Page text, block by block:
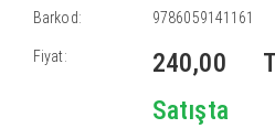
Barkod:
9786059141161
Fiyat: 240,00
Satışta